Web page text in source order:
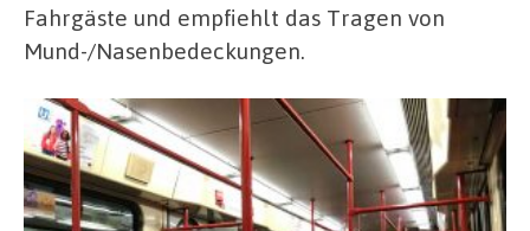
Fahrgäste und empfiehlt das Tragen von
Mund-/Nasenbedeckungen.